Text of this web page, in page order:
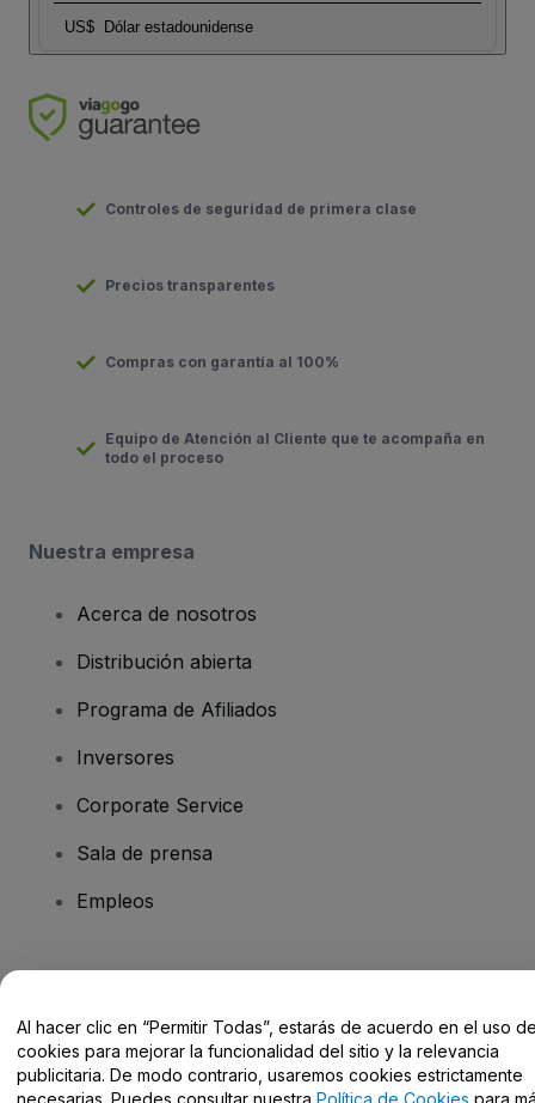
US$ Dólar estadounidense
Controles de seguridad de primera clase
Precios transparentes
Compras con garantía al 100%
Equipo de Atención al Cliente que te acompaña en
todo el proceso
Nuestra empresa
Acerca de nosotros
Distribución abierta
Programa de Afiliados
Inversores
Corporate Service
Sala de prensa
Empleos
Centro de Ayuda / Contacto
Al hacer clic en “Permitir Todas”, estarás de acuerdo en el uso
cookies para mejorar la funcionalidad del sitio y la relevancia
publicitaria. De modo contrario, usaremos cookies estrictamente
necesarias. Puedes consultar nuestra Política de Cookies para